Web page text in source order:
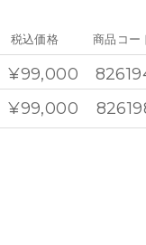
税込価格
¥99,000
¥99,000
商品コー